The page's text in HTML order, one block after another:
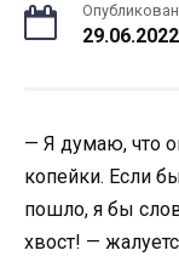
29.06.2022
— Я думаю, что
копейки. Если
пошло, я бы
хвост! —